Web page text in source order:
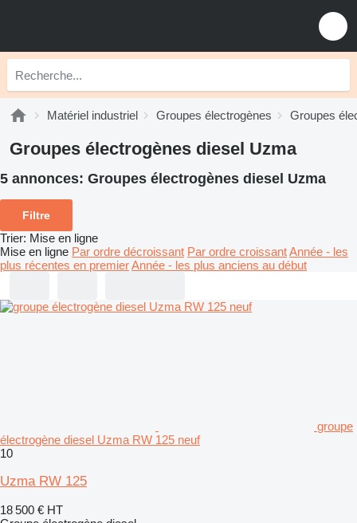
Matériel industriel Groupes électrogènes Groupes
Groupes électrogènes diesel Uzma
5 annonces: Groupes électrogènes diesel Uzma
Filtre
Trier: Mise en ligne
Mise en ligne Par ordre décroissant Par ordre croissantAnnée - les
plus récentes en premierAnnée - les plus anciens au début
groupe
électrogène diesel Uzma RW 125 neuf
10
Uzma RW 125
18 500 € HT